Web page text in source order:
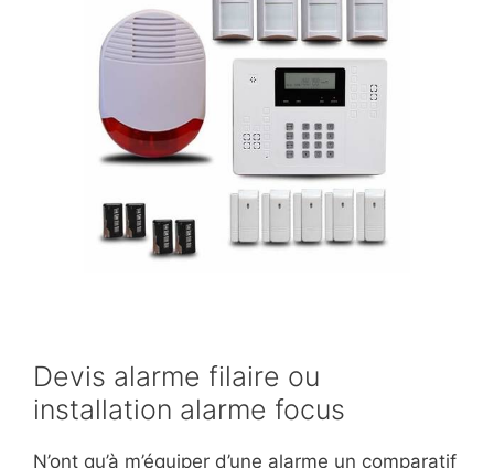
Devis alarme filaire ou
installation alarme focus
N’ont qu’à m’équiper d’une alarme un comparatif